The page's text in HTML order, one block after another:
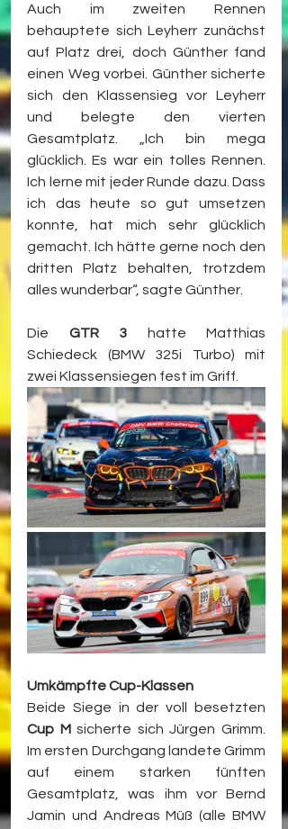
Auch im zweiten Rennen
behauptete sich Leyherr zunächst
auf Platz drei, doch Günther fand
einen Weg vorbei. Günther sicherte
sich den Klassensieg vor Leyherr
und belegte den vierten
Gesamtplatz. „Ich bin mega
glücklich. Es war ein tolles Rennen.
Ich lerne mit jeder Runde dazu. Dass
ich das heute so gut umsetzen
konnte, hat mich sehr glücklich
gemacht. Ich hätte gerne noch den
dritten Platz behalten, trotzdem
alles wunderbar“, sagte Günther.
Die GTR 3 hatte Matthias
Schiedeck (BMW 325i Turbo) mit
zwei Klassensiegen fest im Griff.
Umkämpfte Cup-Klassen
Cup M sicherte sich Jürgen Grimm.
Im ersten Durchgang landete Grimm
auf einem starken fünften
Gesamtplatz, was ihm vor Bernd
Jamin und Andreas Müß (alle BMW